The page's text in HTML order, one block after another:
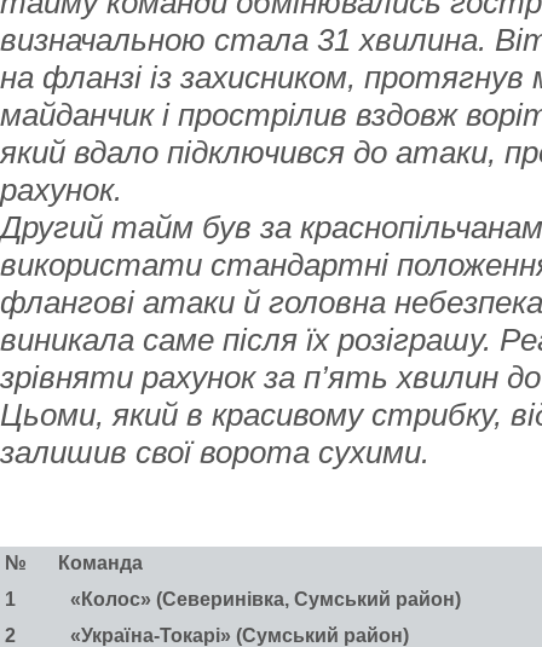
визначальною стала 31 хвилина.
на фланзі із захисником,
майданчик і прострілив вздовж
який вдало підключився до атаки,
рахунок.
Другий тайм був за
використати стандартні
флангові атаки й головна
виникала саме після їх розіграшу.
зрівняти рахунок за п’ять хвилин
Цьоми, який в красивому стрибку,
залишив свої ворота сухими.
№
Команда
1
«Колос» (Северинівка, Сумський район)
2
«Україна-Токарі» (Сумський район)